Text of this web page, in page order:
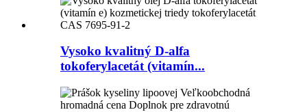
Vysoko kvalitný D-alfa
tokoferylacetát (vitamín...